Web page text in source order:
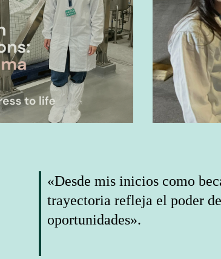
«Desde mis inicios como
trayectoria refleja el poder
oportunidades».